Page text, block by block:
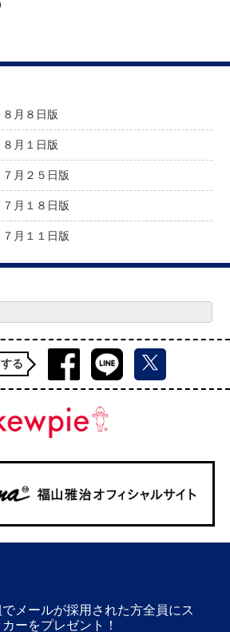
月８日版
月１日版
月２５日版
月１８日版
月１１日版
る
メールが採用された方全員にス
ーをプレゼント！